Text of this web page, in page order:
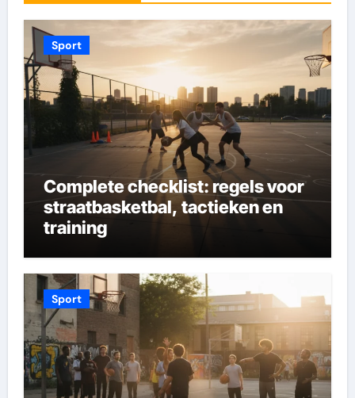
Sport
Complete checklist: regels voor
straatbasketbal, tactieken en
training
Sport